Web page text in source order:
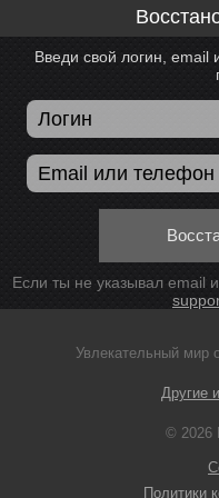
Введи свой логин, email
Если ты не указывал email
Увлекательный мир
Другие
© 2026
Политики